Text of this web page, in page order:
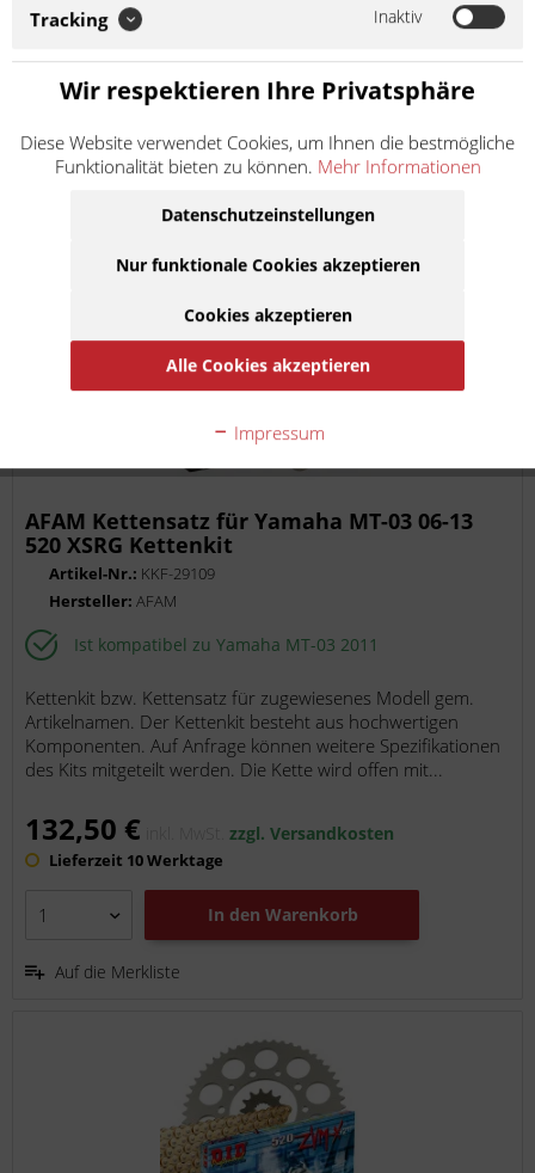
Komponenten. Auf Anfrage können weitere Spezifikationen
des Kits mitgeteilt werden. Die Kette wird offen mit...
152,90 € inkl. MwSt.zzgl. Versandkosten
In den Warenkorb
AFAM Kettensatz für Yamaha MT-03 06-13
520 XSRG Kettenkit
Artikel-Nr.: KKF-29109
Hersteller:AFAM
Ist kompatibel zu Yamaha MT-03 2011
Kettenkit bzw. Kettensatz für zugewiesenes Modell gem.
Artikelnamen. Der Kettenkit besteht aus hochwertigen
Komponenten. Auf Anfrage können weitere Spezifikationen
des Kits mitgeteilt werden. Die Kette wird offen mit...
132,50 € inkl. MwSt.zzgl. Versandkosten
Lieferzeit 10 Werktage
In den Warenkorb
Auf die Merkliste
Tracking Inaktiv
Wir respektieren Ihre Privatsphäre
Diese Website verwendet Cookies, um Ihnen die bestmögliche
Funktionalität bieten zu können. Mehr Informationen
Datenschutzeinstellungen
Nur funktionale Cookies akzeptieren
Cookies akzeptieren
Alle Cookies akzeptieren
Impressum